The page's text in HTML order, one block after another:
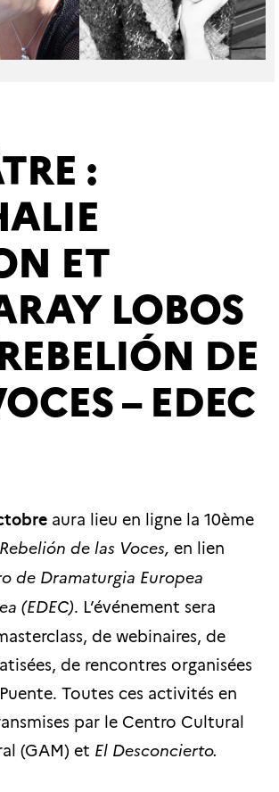
:
ET
LOBOS
DE
– EDEC
aura lieu en ligne la 10ème
de las Voces, en lien
de Dramaturgia Europea
(EDEC). L’événement sera
de webinaires, de
de rencontres organisées
Toutes ces activités en
par le Centro Cultural
(GAM) et El Desconcierto.